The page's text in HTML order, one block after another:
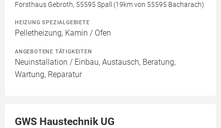
Forsthaus Gebroth, 55595 Spall (19km von 55595 Bacharach)
HEIZUNG SPEZIALGEBIETE
Pelletheizung, Kamin / Ofen
ANGEBOTENE TÄTIGKEITEN
Neuinstallation / Einbau, Austausch, Beratung,
Wartung, Reparatur
GWS Haustechnik UG